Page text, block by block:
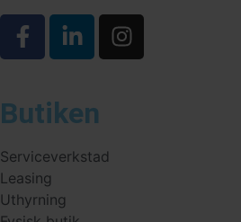
Butiken
Serviceverkstad
Leasing
Uthyrning